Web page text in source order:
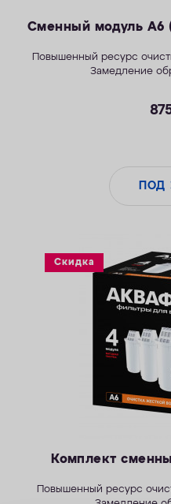
Сменный модуль А6
Повышенный ресурс
Замедление
ПОД
Скидка
Комплект
Повышенный ресурс